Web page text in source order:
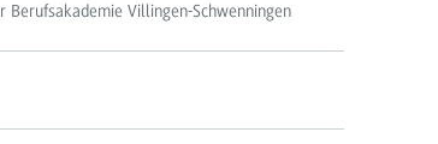
Berufsakademie Villingen-Schwenningen